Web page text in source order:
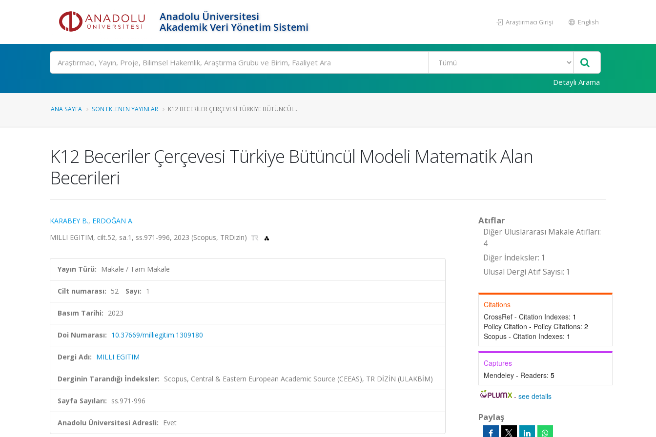
Anadolu Üniversitesi
Akademik Veri Yönetim Sistemi
Araştırmacı Girişi English
Ara
Detaylı Arama
ANA SAYFA SON EKLENEN YAYINLAR K12 BECERILER ÇERÇEVESI TÜRKIYE BÜTÜNCÜL...
K12 Beceriler Çerçevesi Türkiye Bütüncül Modeli Matematik Alan
Becerileri
KARABEY B., ERDOĞAN A.
MILLI EGITIM, cilt.52, sa.1, ss.971-996, 2023 (Scopus, TRDizin)
Yayın Türü: Makale / Tam Makale
Cilt numarası: 52 Sayı: 1
Basım Tarihi: 2023
Doi Numarası: 10.37669/milliegitim.1309180
Dergi Adı: MILLI EGITIM
Derginin Tarandığı İndeksler: Scopus, Central & Eastern European Academic Source (CEEAS), TR DİZİN (ULAKBİM)
Sayfa Sayıları: ss.971-996
Anadolu Üniversitesi Adresli: Evet
Atıflar
Diğer Uluslararası Makale Atıfları:
4
Diğer İndeksler: 1
Ulusal Dergi Atıf Sayısı: 1
Citations
CrossRef - Citation Indexes: 1
Policy Citation - Policy Citations: 2
Scopus - Citation Indexes: 1
Captures
Mendeley - Readers: 5
-see details
Paylaş